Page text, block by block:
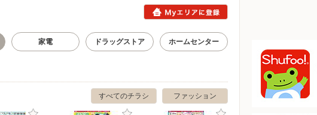
家電 ドラッグストア ホームセンター
ファッション
すべてのチラシ